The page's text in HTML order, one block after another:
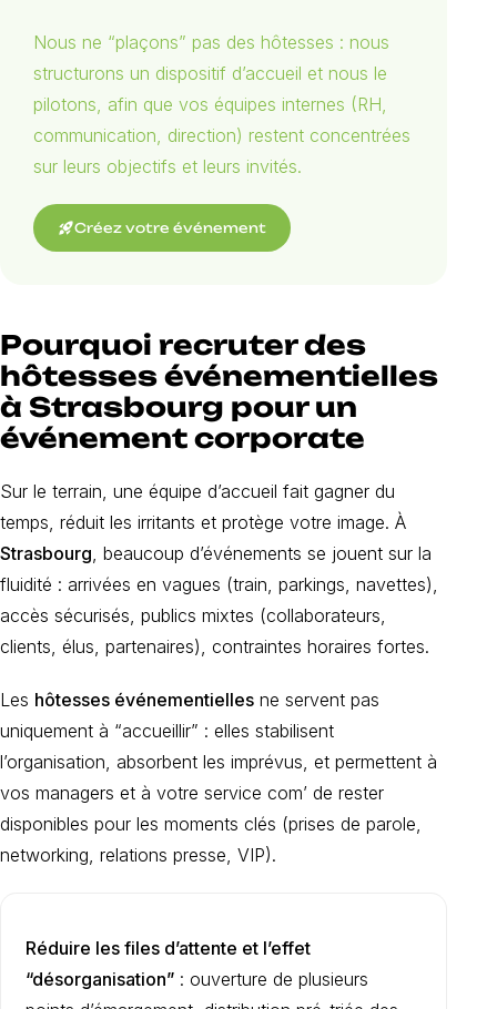
Nous ne “plaçons” pas des hôtesses : nous
structurons un dispositif d’accueil et nous le
pilotons, afin que vos équipes internes (RH,
communication, direction) restent concentrées
sur leurs objectifs et leurs invités.
rocket_launchCréez votre événement
Pourquoi recruter des
hôtesses événementielles
à Strasbourg pour un
événement corporate
Sur le terrain, une équipe d’accueil fait gagner du
temps, réduit les irritants et protège votre image. À
Strasbourg , beaucoup d’événements se jouent sur la
fluidité : arrivées en vagues (train, parkings, navettes),
accès sécurisés, publics mixtes (collaborateurs,
clients, élus, partenaires), contraintes horaires fortes.
Les hôtesses événementielles ne servent pas
uniquement à “accueillir” : elles stabilisent
l’organisation, absorbent les imprévus, et permettent à
vos managers et à votre service com’ de rester
disponibles pour les moments clés (prises de parole,
networking, relations presse, VIP).
Réduire les files d’attente et l’effet
“désorganisation” : ouverture de plusieurs